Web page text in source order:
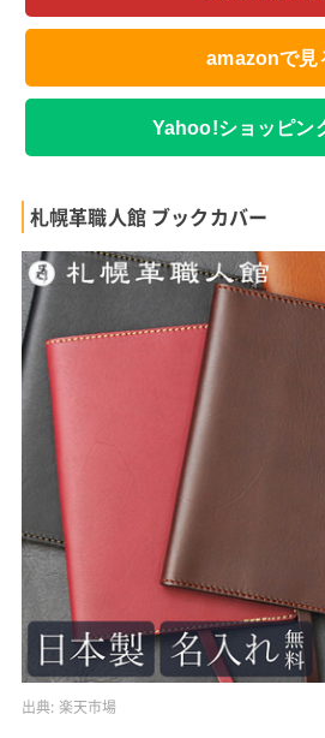
amazonで見
Yahoo!ショッピン
札幌革職人館 ブックカバー
出典: 楽天市場